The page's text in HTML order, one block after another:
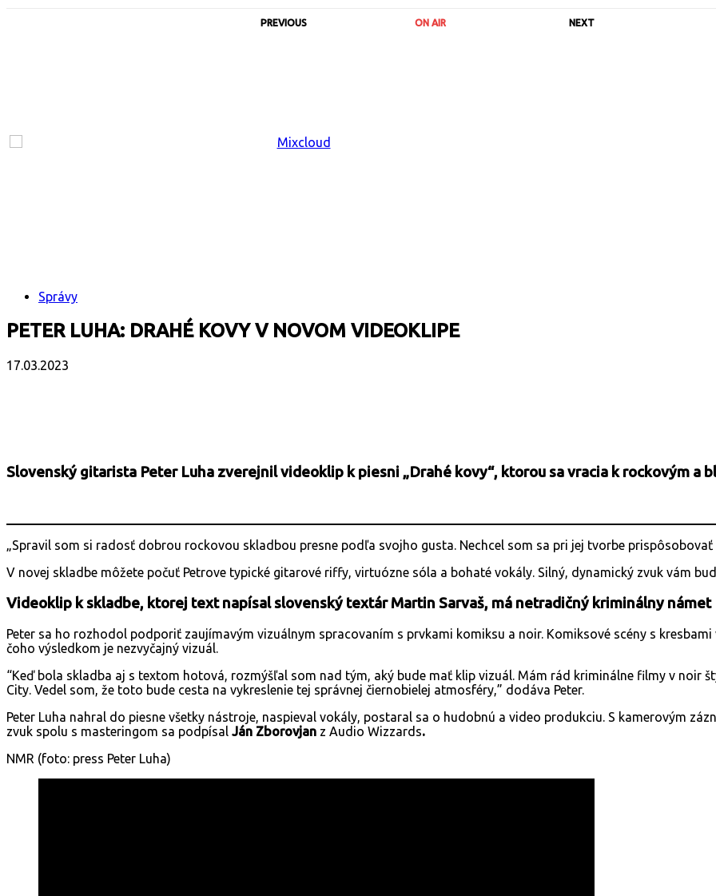
PREVIOUS ON AIR NEXT
Správy
PETER LUHA: DRAHÉ KOVY V NOVOM VIDEOKLIPE
17.03.2023
Slovenský gitarista Peter Luha zverejnil videoklip k piesni „Drahé kovy“, ktorou sa vracia k rockovým a
„Spravil som si radosť dobrou rockovou skladbou presne podľa svojho gusta. Nechcel som sa pri jej tvorbe
V novej skladbe môžete počuť Petrove typické gitarové riffy, virtuózne sóla a bohaté vokály. Silný, dynamický zvuk vám
Videoklip k skladbe, ktorej text napísal slovenský textár Martin Sarvaš, má netradičný kriminálny námet
Peter sa ho rozhodol podporiť zaujímavým vizuálnym spracovaním s prvkami komiksu a noir. Komiksové scény s
čoho výsledkom je nezvyčajný vizuál.
“Keď bola skladba aj s textom hotová, rozmýšľal som nad tým, aký bude mať klip vizuál. Mám rád kriminálne filmy v noir
City. Vedel som, že toto bude cesta na vykreslenie tej správnej čiernobielej atmosféry,” dodáva Peter.
Peter Luha nahral do piesne všetky nástroje, naspieval vokály, postaral sa o hudobnú a video produkciu. S kamerovým
zvuk spolu s masteringom sa podpísal Ján Zborovjan z Audio Wizzards.
NMR (foto: press Peter Luha)